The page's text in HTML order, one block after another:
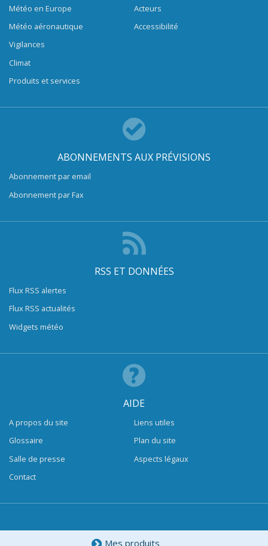
Météo en Europe
Météo aéronautique
Vigilances
Climat
Produits et services
Acteurs
Accessibilité
ABONNEMENTS AUX PRÉVISIONS
Abonnement par email
Abonnement par Fax
RSS ET DONNÉES
Flux RSS alertes
Flux RSS actualités
Widgets météo
AIDE
A propos du site
Glossaire
Salle de presse
Contact
Liens utiles
Plan du site
Aspects légaux
Mes produits